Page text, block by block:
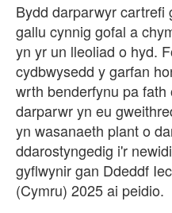
Bydd darparwyr cartrefi
gallu cynnig gofal a
yn yr un lleoliad o hyd.
cydbwysedd y garfan
wrth benderfynu pa
darparwr yn eu
yn wasanaeth plant o
ddarostyngedig i'r
gyflwynir gan Ddeddf
(Cymru) 2025 ai peidio.